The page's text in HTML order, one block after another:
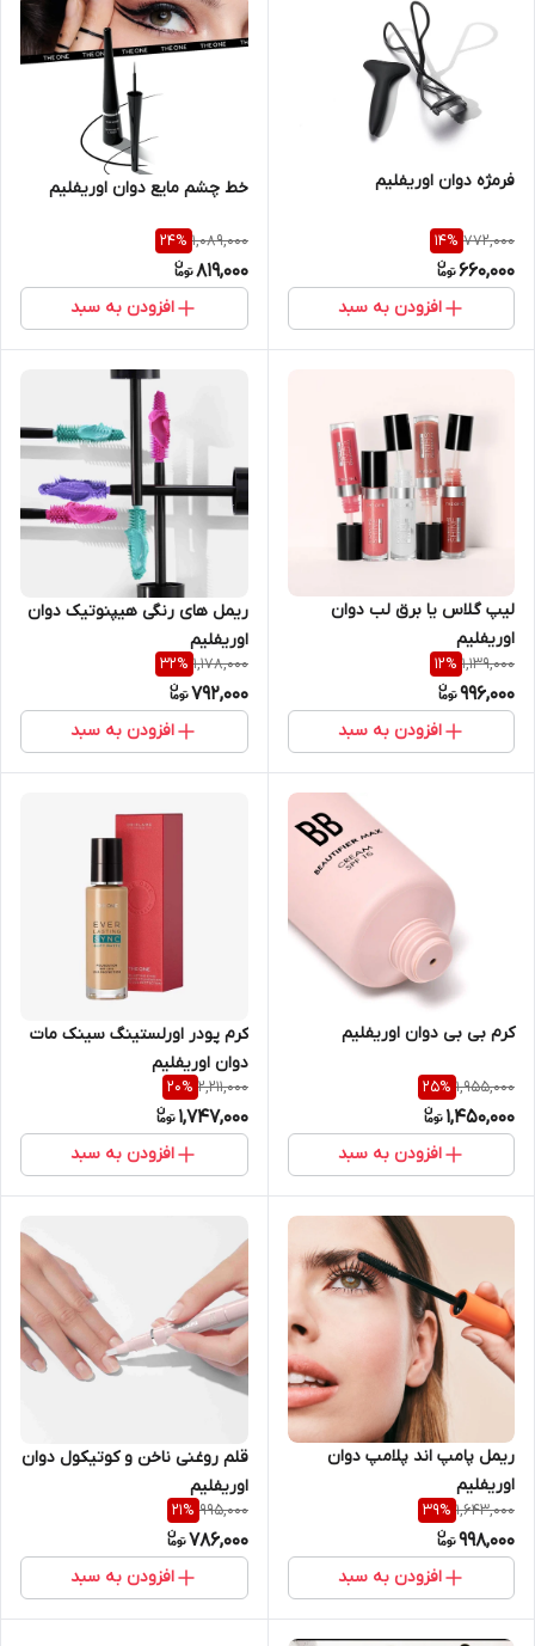
فرمژه دوان اوریفلیم
772,000
14%
660,000
افزودن به سبد
خط چشم مایع دوان اوریفلیم
1,089,000
24%
819,000
افزودن به سبد
لیپ گلاس یا برق لب دوان
اوریفلیم
1,139,000
12%
996,000
افزودن به سبد
ریمل های رنگی هیپنوتیک دوان
اوریفلیم
1,178,000
32%
792,000
افزودن به سبد
کرم بی بی دوان اوریفلیم
1,955,000
25%
1,450,000
افزودن به سبد
کرم پودر اورلستینگ سینک مات
دوان اوریفلیم
2,211,000
20%
1,747,000
افزودن به سبد
ریمل پامپ اند پلامپ دوان
اوریفلیم
1,643,000
39%
998,000
افزودن به سبد
قلم روغنی ناخن و کوتیکول دوان
اوریفلیم
995,000
21%
786,000
افزودن به سبد